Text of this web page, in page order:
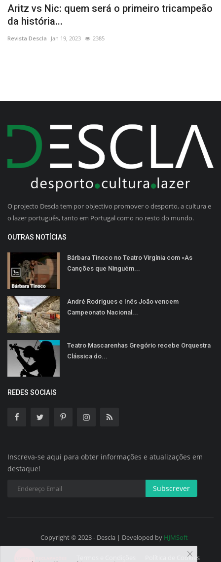
Aritz vs Nic: quem será o primeiro tricampeão
da história...
Revista Descla Jan 19, 2023 2385
O projecto Descla tem por objectivo promover o desporto, a cultura e
o lazer português, tanto em Portugal como no resto do mundo.
OUTRAS NOTÍCIAS
Bárbara Tinoco no Teatro Virgínia com «As
Canções que Ninguém...
André Rodrigues e Inês João vencem
Campeonato Nacional...
Teatro Mascarenhas Gregório recebe Orquestra
Clássica do...
REDES SOCIAIS
Inscreva-se aqui para obter informações e atualizações em
destaque!
Subscrever
Copyright © 2023 - Descla | Developed by HJMSoft
Política de Cookies